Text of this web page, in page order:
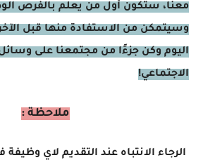
معنا، ستكون أول من يعلم بالفرص
وسيتمكن من الاستفادة منها قبل
اليوم وكن جزءًا من مجتمعنا على
الاجتماعي!
ملاحظة :
الرجاء الانتباه عند التقديم لاي